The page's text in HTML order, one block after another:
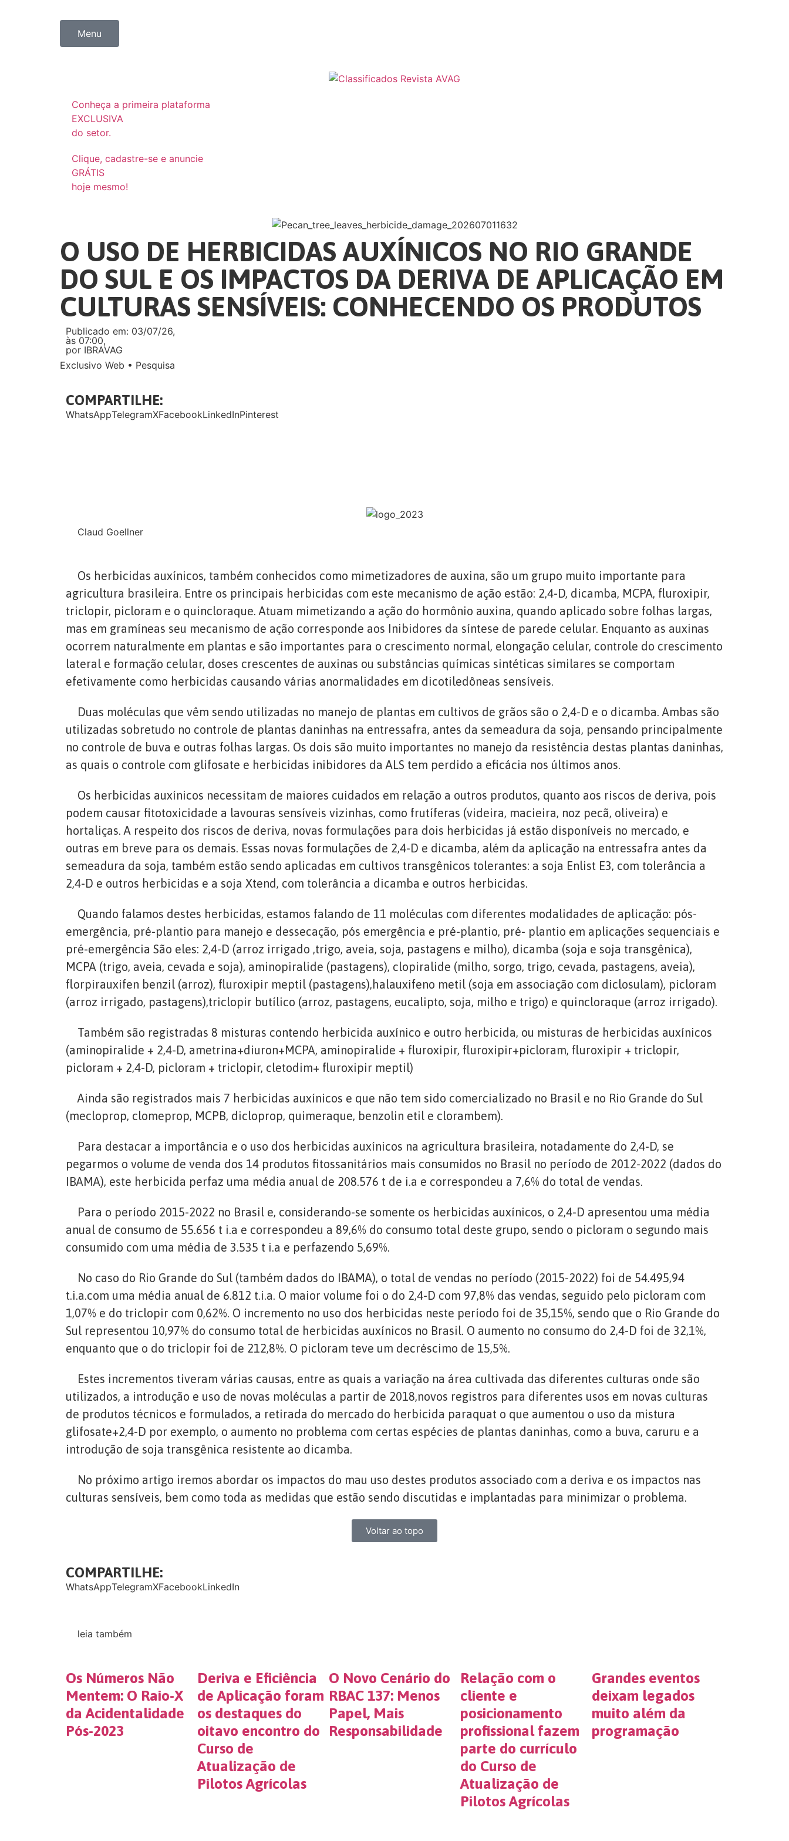
Menu
Conheça a primeira plataforma
EXCLUSIVA
do setor.
Clique, cadastre-se e anuncie
GRÁTIS
hoje mesmo!
O USO DE HERBICIDAS AUXÍNICOS NO RIO GRANDE
DO SUL E OS IMPACTOS DA DERIVA DE APLICAÇÃO EM
CULTURAS SENSÍVEIS: CONHECENDO OS PRODUTOS
Publicado em: 03/07/26,
às 07:00,
por IBRAVAG
Exclusivo Web • Pesquisa
COMPARTILHE:
WhatsAppTelegramXFacebookLinkedInPinterest
Claud Goellner
Os herbicidas auxínicos, também conhecidos como mimetizadores de auxina, são um grupo muito importante para
agricultura brasileira. Entre os principais herbicidas com este mecanismo de ação estão: 2,4-D, dicamba, MCPA, fluroxipir,
triclopir, picloram e o quincloraque. Atuam mimetizando a ação do hormônio auxina, quando aplicado sobre folhas largas,
mas em gramíneas seu mecanismo de ação corresponde aos Inibidores da síntese de parede celular. Enquanto as auxinas
ocorrem naturalmente em plantas e são importantes para o crescimento normal, elongação celular, controle do crescimento
lateral e formação celular, doses crescentes de auxinas ou substâncias químicas sintéticas similares se comportam
efetivamente como herbicidas causando várias anormalidades em dicotiledôneas sensíveis.
Duas moléculas que vêm sendo utilizadas no manejo de plantas em cultivos de grãos são o 2,4-D e o dicamba. Ambas são
utilizadas sobretudo no controle de plantas daninhas na entressafra, antes da semeadura da soja, pensando principalmente
no controle de buva e outras folhas largas. Os dois são muito importantes no manejo da resistência destas plantas daninhas,
as quais o controle com glifosate e herbicidas inibidores da ALS tem perdido a eficácia nos últimos anos.
Os herbicidas auxínicos necessitam de maiores cuidados em relação a outros produtos, quanto aos riscos de deriva, pois
podem causar fitotoxicidade a lavouras sensíveis vizinhas, como frutíferas (videira, macieira, noz pecã, oliveira) e
hortaliças. A respeito dos riscos de deriva, novas formulações para dois herbicidas já estão disponíveis no mercado, e
outras em breve para os demais. Essas novas formulações de 2,4-D e dicamba, além da aplicação na entressafra antes da
semeadura da soja, também estão sendo aplicadas em cultivos transgênicos tolerantes: a soja Enlist E3, com tolerância a
2,4-D e outros herbicidas e a soja Xtend, com tolerância a dicamba e outros herbicidas.
Quando falamos destes herbicidas, estamos falando de 11 moléculas com diferentes modalidades de aplicação: pós-
emergência, pré-plantio para manejo e dessecação, pós emergência e pré-plantio, pré- plantio em aplicações sequenciais e
pré-emergência São eles: 2,4-D (arroz irrigado ,trigo, aveia, soja, pastagens e milho), dicamba (soja e soja transgênica),
MCPA (trigo, aveia, cevada e soja), aminopiralide (pastagens), clopiralide (milho, sorgo, trigo, cevada, pastagens, aveia),
florpirauxifen benzil (arroz), fluroxipir meptil (pastagens),halauxifeno metil (soja em associação com diclosulam), picloram
(arroz irrigado, pastagens),triclopir butílico (arroz, pastagens, eucalipto, soja, milho e trigo) e quincloraque (arroz irrigado).
Também são registradas 8 misturas contendo herbicida auxínico e outro herbicida, ou misturas de herbicidas auxínicos
(aminopiralide + 2,4-D, ametrina+diuron+MCPA, aminopiralide + fluroxipir, fluroxipir+picloram, fluroxipir + triclopir,
picloram + 2,4-D, picloram + triclopir, cletodim+ fluroxipir meptil)
Ainda são registrados mais 7 herbicidas auxínicos e que não tem sido comercializado no Brasil e no Rio Grande do Sul
(mecloprop, clomeprop, MCPB, dicloprop, quimeraque, benzolin etil e clorambem).
Para destacar a importância e o uso dos herbicidas auxínicos na agricultura brasileira, notadamente do 2,4-D, se
pegarmos o volume de venda dos 14 produtos fitossanitários mais consumidos no Brasil no período de 2012-2022 (dados do
IBAMA), este herbicida perfaz uma média anual de 208.576 t de i.a e correspondeu a 7,6% do total de vendas.
Para o período 2015-2022 no Brasil e, considerando-se somente os herbicidas auxínicos, o 2,4-D apresentou uma média
anual de consumo de 55.656 t i.a e correspondeu a 89,6% do consumo total deste grupo, sendo o picloram o segundo mais
consumido com uma média de 3.535 t i.a e perfazendo 5,69%.
No caso do Rio Grande do Sul (também dados do IBAMA), o total de vendas no período (2015-2022) foi de 54.495,94
t.i.a.com uma média anual de 6.812 t.i.a. O maior volume foi o do 2,4-D com 97,8% das vendas, seguido pelo picloram com
1,07% e do triclopir com 0,62%. O incremento no uso dos herbicidas neste período foi de 35,15%, sendo que o Rio Grande do
Sul representou 10,97% do consumo total de herbicidas auxínicos no Brasil. O aumento no consumo do 2,4-D foi de 32,1%,
enquanto que o do triclopir foi de 212,8%. O picloram teve um decréscimo de 15,5%.
Estes incrementos tiveram várias causas, entre as quais a variação na área cultivada das diferentes culturas onde são
utilizados, a introdução e uso de novas moléculas a partir de 2018,novos registros para diferentes usos em novas culturas
de produtos técnicos e formulados, a retirada do mercado do herbicida paraquat o que aumentou o uso da mistura
glifosate+2,4-D por exemplo, o aumento no problema com certas espécies de plantas daninhas, como a buva, caruru e a
introdução de soja transgênica resistente ao dicamba.
No próximo artigo iremos abordar os impactos do mau uso destes produtos associado com a deriva e os impactos nas
culturas sensíveis, bem como toda as medidas que estão sendo discutidas e implantadas para minimizar o problema.
Voltar ao topo
COMPARTILHE:
WhatsAppTelegramXFacebookLinkedIn
leia também
Os Números Não
Mentem: O Raio-X
da Acidentalidade
Pós-2023
Deriva e Eficiência
de Aplicação foram
os destaques do
oitavo encontro do
Curso de
Atualização de
Pilotos Agrícolas
O Novo Cenário do
RBAC 137: Menos
Papel, Mais
Responsabilidade
Relação com o
cliente e
posicionamento
profissional fazem
parte do currículo
do Curso de
Atualização de
Pilotos Agrícolas
Grandes eventos
deixam legados
muito além da
programação